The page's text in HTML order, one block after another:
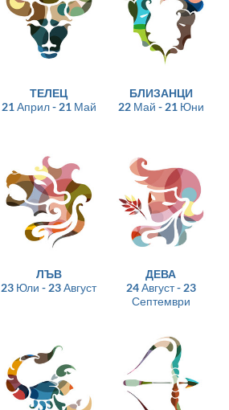
ТЕЛЕЦ
21 Април - 21 Май
БЛИЗАНЦИ
22 Май - 21 Юни
ЛЪВ
23 Юли - 23 Август
ДЕВА
24 Август - 23
Септември